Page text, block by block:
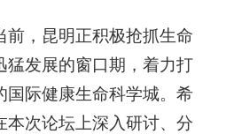
前，昆明正积极抢抓生命
猛发展的窗口期，着力打
国际健康生命科学城。希
本次论坛上深入研讨、分